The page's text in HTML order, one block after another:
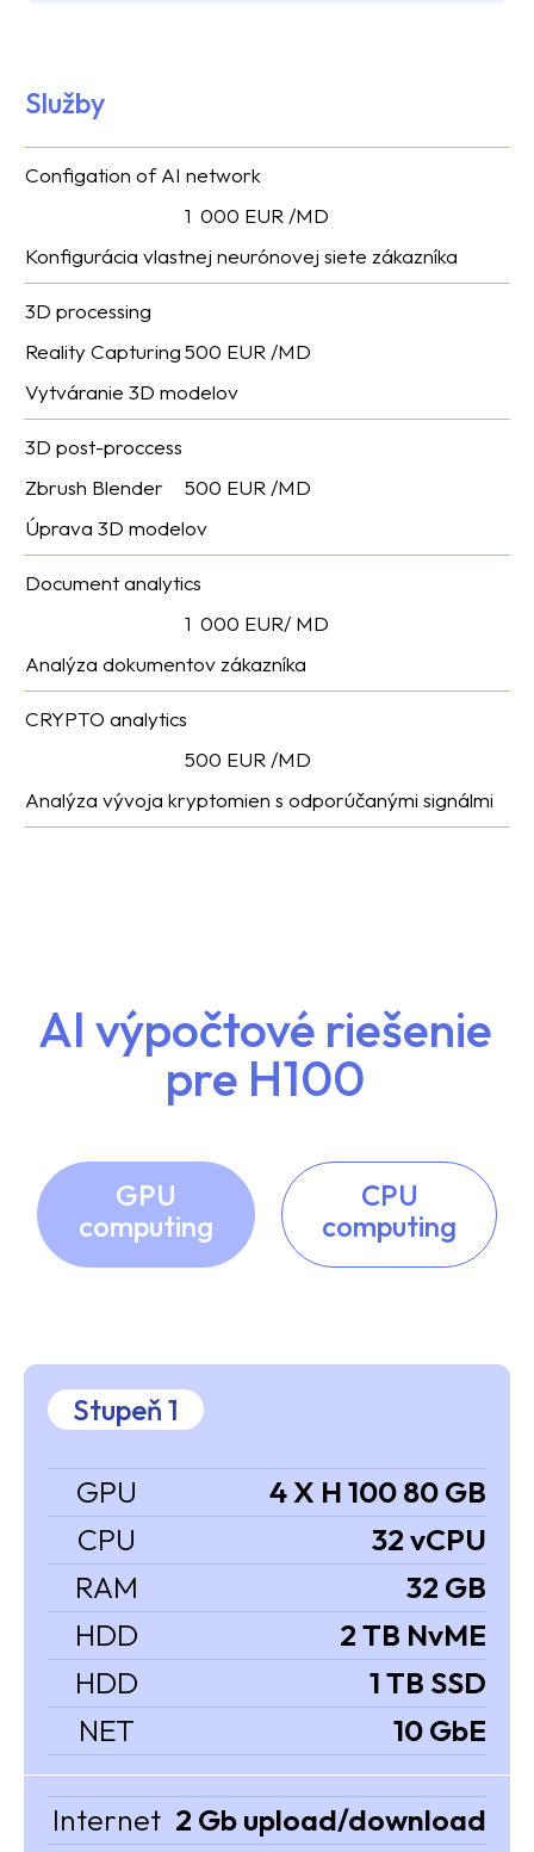
Služby
Configation of AI network
1 000 EUR /MD
Konfigurácia vlastnej neurónovej siete zákazníka
3D processing
Reality Capturing500 EUR /MD
Vytváranie 3D modelov
3D post-proccess
Zbrush Blender
500 EUR /MD
Úprava 3D modelov
Document analytics
1 000 EUR/ MD
Analýza dokumentov zákazníka
CRYPTO analytics
500 EUR /MD
Analýza vývoja kryptomien s odporúčanými signálmi
AI výpočtové riešenie
pre H100
GPU
computing
CPU
computing
Stupeň 1
GPU
4 X H 100 80 GB
CPU
32 vCPU
RAM
32 GB
HDD
2 TB NvME
HDD
1 TB SSD
NET
10 GbE
Internet 2 Gb upload/download